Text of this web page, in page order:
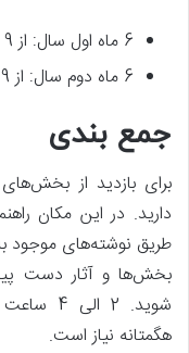
6 ماه اول سال: از 9 صبح تا 19 عصر
6 ماه دوم سال: از 9 صبح تا 17 عصر
جمع بندی
برای بازدید از
دارید. در این مکان
طریق نوشته‌های موجود
بخش‌ها و آثار دست
شوید.
هگمتانه نیاز است.